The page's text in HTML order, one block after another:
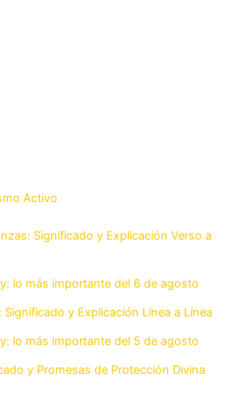
Activo
Significado y Explicación Verso a
lo más importante del 6 de agosto
Significado y Explicación Línea a Línea
lo más importante del 5 de agosto
y Promesas de Protección Divina